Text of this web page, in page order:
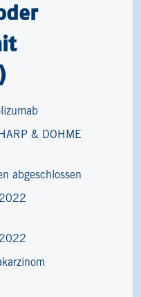
& DOHME
abgeschlossen